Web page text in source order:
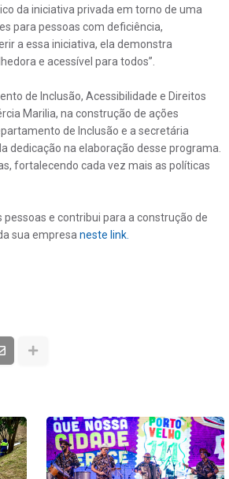
da iniciativa privada em torno de uma
para pessoas com deficiência,
a essa iniciativa, ela demonstra
e acessível para todos”.
de Inclusão, Acessibilidade e Direitos
Marilia, na construção de ações
de Inclusão e a secretária
dedicação na elaboração desse programa.
fortalecendo cada vez mais as políticas
e contribui para a construção de
sua empresa neste link.